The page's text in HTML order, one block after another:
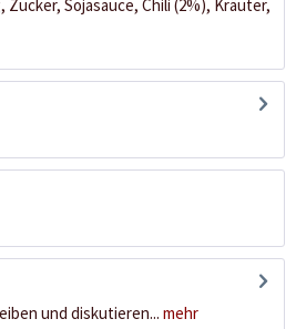
Sojasauce, Chili (2%), Kräuter,
und diskutieren... mehr